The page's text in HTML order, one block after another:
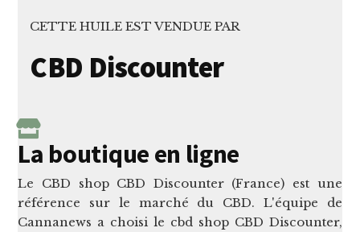
CETTE HUILE EST VENDUE PAR
CBD Discounter
La boutique en ligne
Le CBD shop CBD Discounter (France) est une
référence sur le marché du CBD. L'équipe de
Cannanews a choisi le cbd shop CBD Discounter,